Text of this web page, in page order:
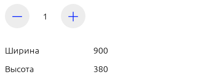
Ширина
900
Высота
380